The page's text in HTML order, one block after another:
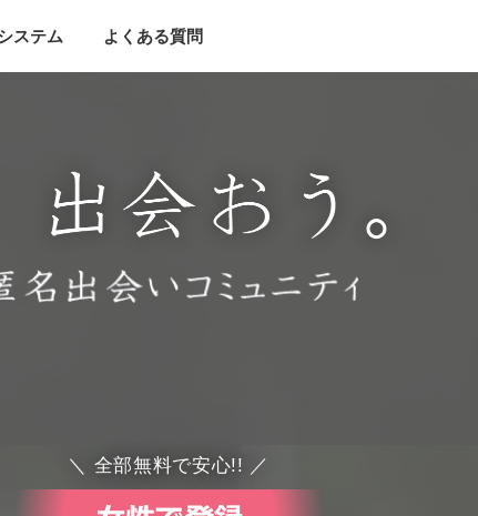
ステム よくある質問
＼ 全部無料で安心!! ／